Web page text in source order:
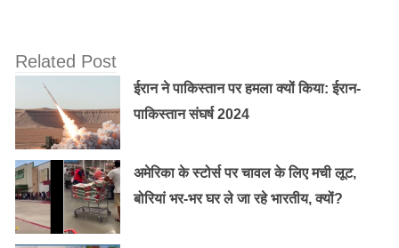
Related Post
ईरान ने पाकिस्तान पर हमला क्यों किया: ईरान-
पाकिस्तान संघर्ष 2024
अमेरिका के स्टोर्स पर चावल के लिए मची लूट,
बोरियां भर-भर घर ले जा रहे भारतीय, क्यों?